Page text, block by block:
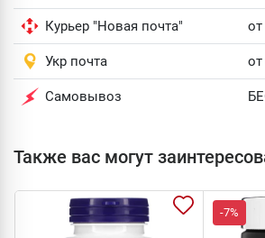
Курьер "Новая почта" от
Укр почта от
Самовывоз
Также вас могут
-7%